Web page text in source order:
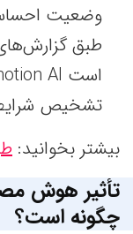
وضعیت
تشخیص
بیشتر بخوانید:
تأثیر هوش
چگونه است؟